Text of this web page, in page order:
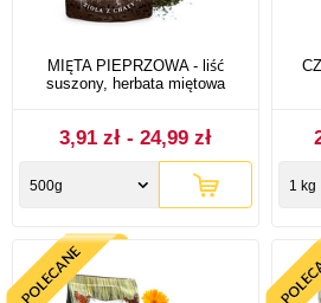
MIĘTA PIEPRZOWA - liść
suszony, herbata miętowa
3,91 zł - 24,99 zł
500g 1 kg